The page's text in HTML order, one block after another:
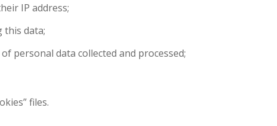
IP address;
this data;
personal data collected and processed;
files.